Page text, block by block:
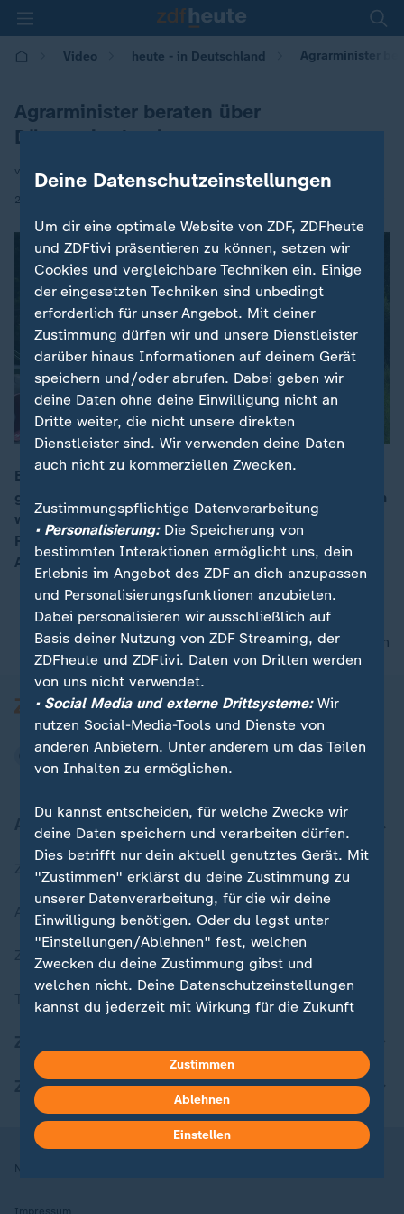
Video heute - in Deutschland Agrarminister
Agrarminister beraten über
Düngemittelpreise
von Andreas Stamm
26.05.2026 | 14:00
00:16
Beim Treffen der Agrarminister soll ein Aktionsplan
gegen die gestiegenen Düngemittelpreise beschlossen
werden. Geplant sind neben Finanzhilfen auch
Förderungen für biobasierte, klimaschonende
Alternativen und weniger Importe.
nach oben
Aktuell bei ZDFheute
Zuletzt veröffentlicht
Aktuelle Sendungs-Videos
ZDFheute Stories
Themen im Überblick
ZDFheute Apps
Nutzungsbedingungen
Impressum
Deine Datenschutzeinstellungen
Um dir eine optimale Website von ZDF, ZDFheute
und ZDFtivi präsentieren zu können, setzen wir
Cookies und vergleichbare Techniken ein. Einige
der eingesetzten Techniken sind unbedingt
erforderlich für unser Angebot. Mit deiner
Zustimmung dürfen wir und unsere Dienstleister
darüber hinaus Informationen auf deinem Gerät
speichern und/oder abrufen. Dabei geben wir
deine Daten ohne deine Einwilligung nicht an
Dritte weiter, die nicht unsere direkten
Dienstleister sind. Wir verwenden deine Daten
auch nicht zu kommerziellen Zwecken.
Zustimmungspflichtige Datenverarbeitung
• Personalisierung:Die Speicherung von
bestimmten Interaktionen ermöglicht uns, dein
Erlebnis im Angebot des ZDF an dich anzupassen
und Personalisierungsfunktionen anzubieten.
Dabei personalisieren wir ausschließlich auf
Basis deiner Nutzung von ZDF Streaming, der
ZDFheute und ZDFtivi. Daten von Dritten werden
von uns nicht verwendet.
• Social Media und externe Drittsysteme:Wir
nutzen Social-Media-Tools und Dienste von
anderen Anbietern. Unter anderem um das Teilen
von Inhalten zu ermöglichen.
Du kannst entscheiden, für welche Zwecke wir
deine Daten speichern und verarbeiten dürfen.
Dies betrifft nur dein aktuell genutztes Gerät. Mit
"Zustimmen" erklärst du deine Zustimmung zu
unserer Datenverarbeitung, für die wir deine
Einwilligung benötigen. Oder du legst unter
"Einstellungen/Ablehnen" fest, welchen
Zwecken du deine Zustimmung gibst und
welchen nicht. Deine Datenschutzeinstellungen
kannst du jederzeit mit Wirkung für die Zukunft
Hier findest du das Impressum.
Weitere Informationen findest du in unserer
Datenschutzerklärung.
Zustimmen
Ablehnen
Einstellen